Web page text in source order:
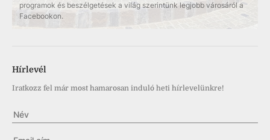
programok és beszélgetések a világ szerintünk legjobb városáról a
Facebookon.
Hírlevél
Iratkozz fel már most hamarosan induló heti hírlevelünkre!